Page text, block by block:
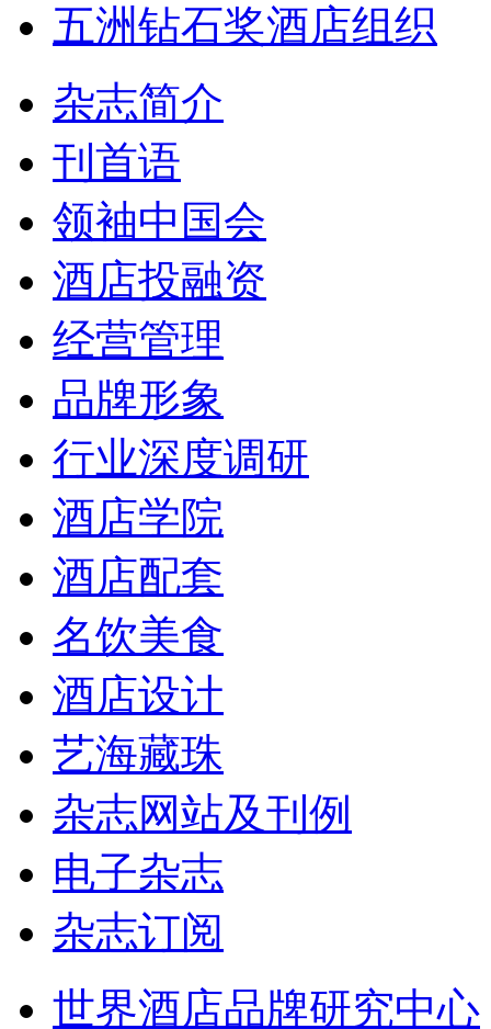
五洲钻石奖酒店组织
杂志简介
刊首语
领袖中国会
酒店投融资
经营管理
品牌形象
行业深度调研
酒店学院
酒店配套
名饮美食
酒店设计
艺海藏珠
杂志网站及刊例
电子杂志
杂志订阅
世界酒店品牌研究中心